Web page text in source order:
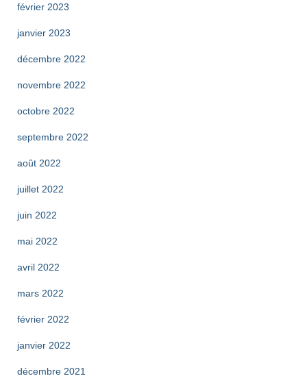
février 2023
janvier 2023
décembre 2022
novembre 2022
octobre 2022
septembre 2022
août 2022
juillet 2022
juin 2022
mai 2022
avril 2022
mars 2022
février 2022
janvier 2022
décembre 2021